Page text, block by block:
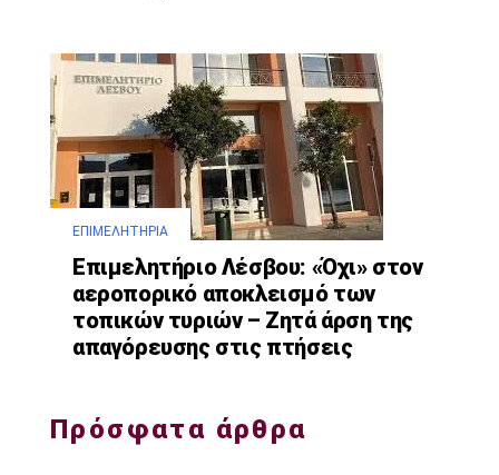
ΕΠΙΜΕΛΗΤΉΡΙΑ
Επιμελητήριο Λέσβου: «Όχι» στον
αεροπορικό αποκλεισμό των
τοπικών τυριών – Ζητά άρση της
απαγόρευσης στις πτήσεις
Πρόσφατα άρθρα